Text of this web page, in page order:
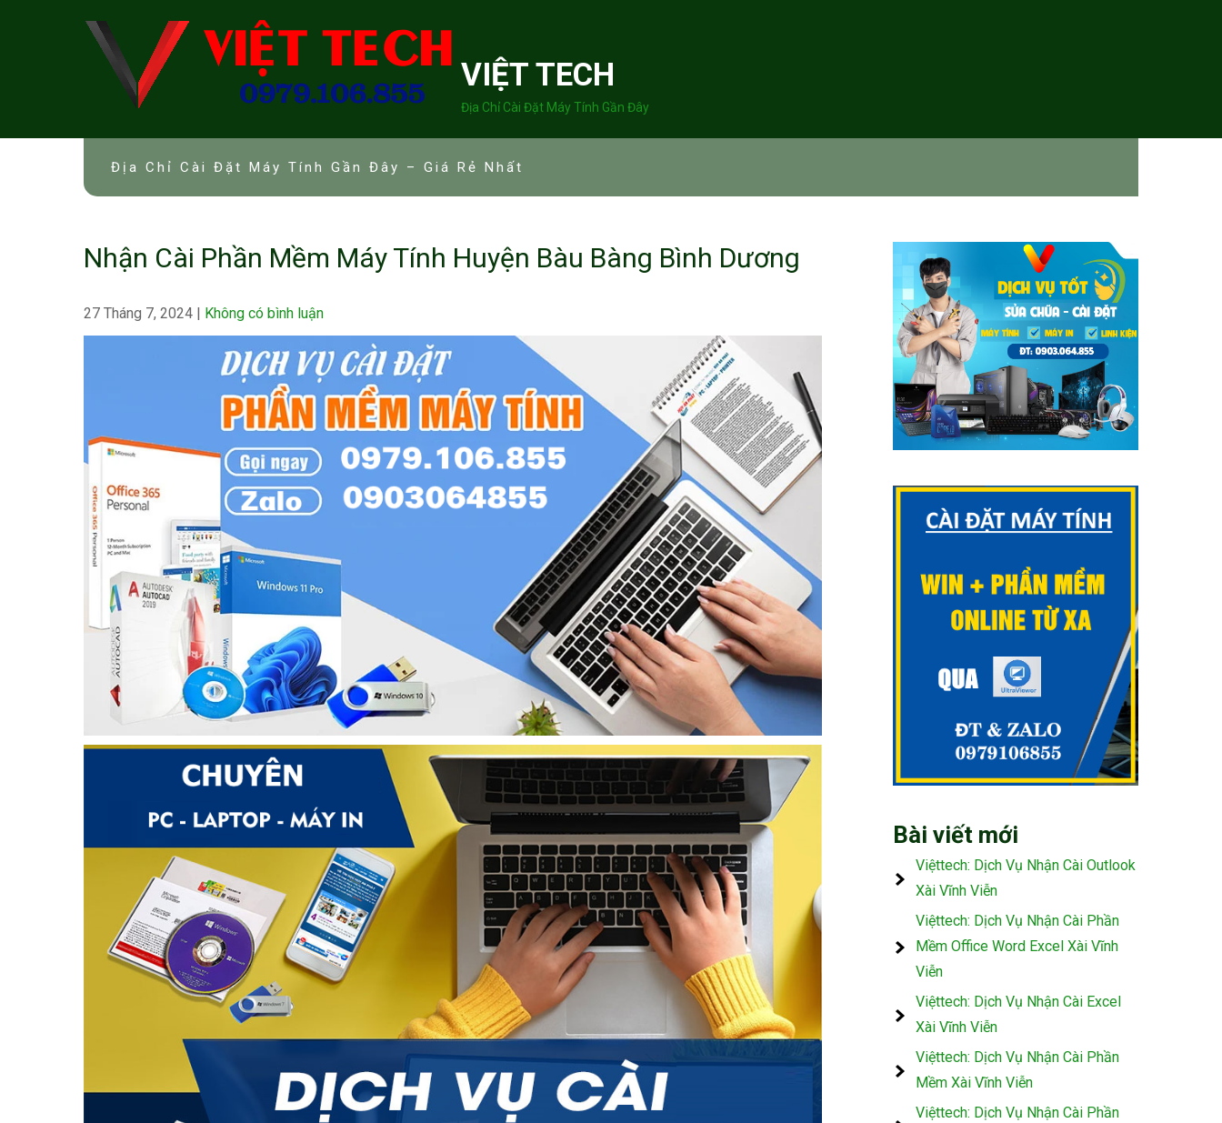
VIỆT TECH
Địa Chỉ Cài Đặt Máy Tính Gần Đây
Địa Chỉ Cài Đặt Máy Tính Gần Đây – Giá Rẻ Nhất
Nhận Cài Phần Mềm Máy Tính Huyện Bàu Bàng Bình Dương
27 Tháng 7, 2024 | Không có bình luận
Bài viết mới
Việttech: Dịch Vụ Nhận Cài Outlook
Xài Vĩnh Viễn
Việttech: Dịch Vụ Nhận Cài Phần
Mềm Office Word Excel Xài Vĩnh
Viễn
Việttech: Dịch Vụ Nhận Cài Excel
Xài Vĩnh Viễn
Việttech: Dịch Vụ Nhận Cài Phần
Mềm Xài Vĩnh Viễn
Việttech: Dịch Vụ Nhận Cài Phần